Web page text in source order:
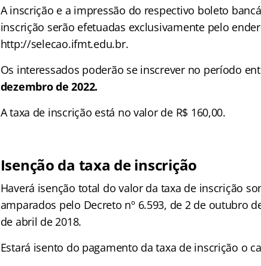
A inscrição e a impressão do respectivo boleto
inscrição serão efetuadas exclusivamente pelo
http://selecao.ifmt.edu.br.
Os interessados poderão se inscrever no período
dezembro de 2022.
A taxa de inscrição está no valor de R$ 160,00.
Isenção da taxa de inscrição
Haverá isenção total do valor da taxa de inscrição
amparados pelo Decreto nº 6.593, de 2 de outubro
de abril de 2018.
Estará isento do pagamento da taxa de inscrição o